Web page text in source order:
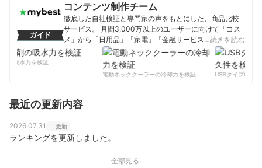
ガイド
コンテンツ制作チーム
徹底した自社検証と専門家の声をもとにした、商品比較
サービス。 月間3,000万以上のユーザーに向けて「コス
メ」から「日用品」「家電」「金融サービス」まで、ベ
ストな商品を選んでもらうために、毎日コンテンツを制
コンテンツ制作チームのプロフィール
…続きを読む
の吸水力を検証
電動ネッククーラーの冷却力を検証
USBタイプCケー
最近の更新内容
2026.07.31 更新
ランキングを更新しました。
全部見る